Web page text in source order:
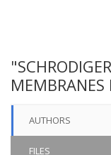
AUTHORS
FILES